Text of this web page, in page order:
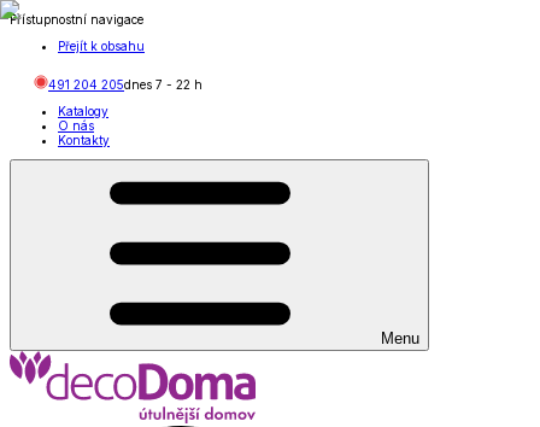
Přístupnostní navigace
Přejít k obsahu
491 204 205dnes 7 - 22 h
Katalogy
O nás
Kontakty
Menu